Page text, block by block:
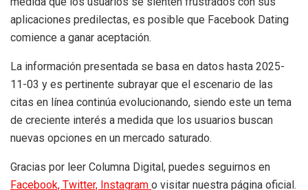
aplicaciones predilectas, es posible que Facebook Dating
comience a ganar aceptación.
La información presentada se basa en datos hasta 2025-
11-03 y es pertinente subrayar que el escenario de las
citas en línea continúa evolucionando, siendo este un tema
de creciente interés a medida que los usuarios buscan
nuevas opciones en un mercado saturado.
Gracias por leer Columna Digital, puedes seguirnos en
Facebook, Twitter, Instagram o visitar nuestra página oficial.